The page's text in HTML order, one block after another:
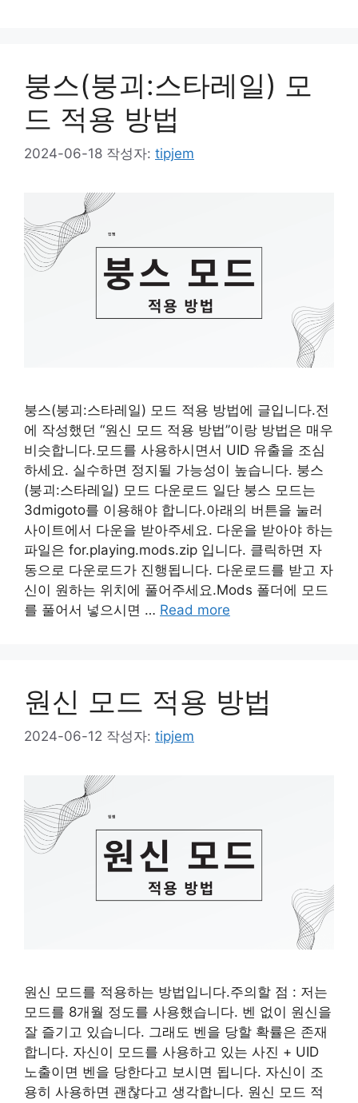
붕스(붕괴:스타레일) 모
드 적용 방법
2024-06-18 작성자: tipjem
붕스(붕괴:스타레일) 모드 적용 방법에 글입니다.전
에 작성했던 “원신 모드 적용 방법”이랑 방법은 매우
비슷합니다.모드를 사용하시면서 UID 유출을 조심
하세요. 실수하면 정지될 가능성이 높습니다. 붕스
(붕괴:스타레일) 모드 다운로드 일단 붕스 모드는
3dmigoto를 이용해야 합니다.아래의 버튼을 눌러
사이트에서 다운을 받아주세요. 다운을 받아야 하는
파일은 for.playing.mods.zip 입니다. 클릭하면 자
동으로 다운로드가 진행됩니다. 다운로드를 받고 자
신이 원하는 위치에 풀어주세요.Mods 폴더에 모드
를 풀어서 넣으시면 … Read more
원신 모드 적용 방법
2024-06-12 작성자: tipjem
원신 모드를 적용하는 방법입니다.주의할 점 : 저는
모드를 8개월 정도를 사용했습니다. 벤 없이 원신을
잘 즐기고 있습니다. 그래도 벤을 당할 확률은 존재
합니다. 자신이 모드를 사용하고 있는 사진 + UID
노출이면 벤을 당한다고 보시면 됩니다. 자신이 조
용히 사용하면 괜찮다고 생각합니다. 원신 모드 적